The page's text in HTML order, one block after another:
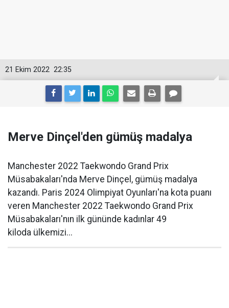
22:35
21 Ekim 2022
Merve Dinçel'den gümüş madalya
Manchester 2022 Taekwondo Grand Prix
Müsabakaları'nda Merve Dinçel, gümüş madalya
kazandı. Paris 2024 Olimpiyat Oyunları'na kota puanı
veren Manchester 2022 Taekwondo Grand Prix
Müsabakaları'nın ilk gününde kadınlar 49
kiloda ülkemizi...